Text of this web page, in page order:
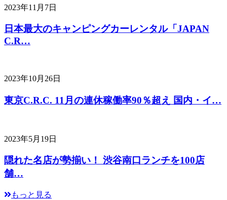
2023年11月7日
日本最大のキャンピングカーレンタル「JAPAN
C.R…
2023年10月26日
東京C.R.C. 11月の連休稼働率90％超え 国内・イ…
2023年5月19日
隠れた名店が勢揃い！ 渋谷南口ランチを100店
舗…
もっと見る